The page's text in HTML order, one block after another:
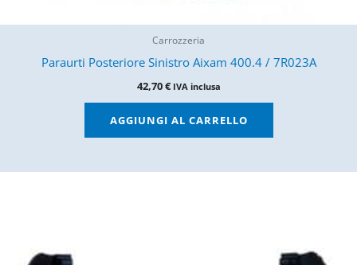
Carrozzeria
Paraurti Posteriore Sinistro Aixam 400.4 / 7R023A
42,70€ IVA inclusa
AGGIUNGI AL CARRELLO